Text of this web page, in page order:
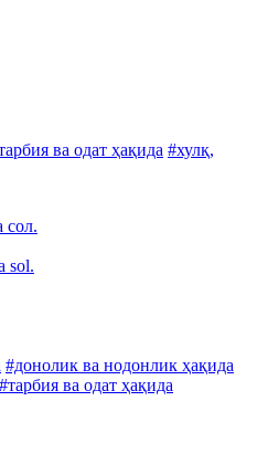
ва одат ҳақида #хулқ,
сол.
sol.
#донолик ва нодонлик ҳақида
#тарбия ва одат ҳақида